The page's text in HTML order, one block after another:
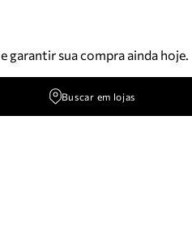
e garantir sua compra ainda hoje.
Buscar em lojas